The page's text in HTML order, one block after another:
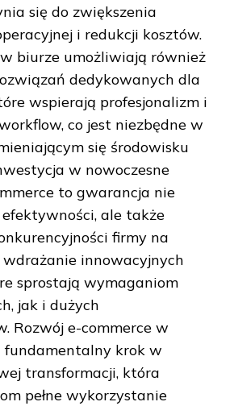
się do zwiększenia
i redukcji kosztów.
biurze umożliwiają również
dedykowanych dla
wspierają profesjonalizm i
co jest niezbędne w
się środowisku
w nowoczesne
to gwarancja nie
ale także
firmy na
wdrażanie innowacyjnych
sprostają wymaganiom
jak i dużych
Rozwój e-commerce w
fundamentalny krok w
transformacji, która
pełne wykorzystanie